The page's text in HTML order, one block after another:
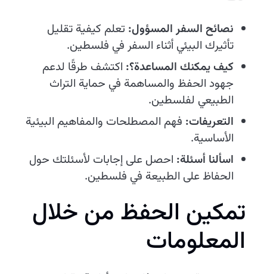
نصائح السفر المسؤول: تعلم كيفية تقليل
تأثيرك البيئي أثناء السفر في فلسطين.
كيف يمكنك المساعدة؟: اكتشف طرقًا لدعم
جهود الحفظ والمساهمة في حماية التراث
الطبيعي لفلسطين.
التعريفات: فهم المصطلحات والمفاهيم البيئية
الأساسية.
اسألنا أسئلة: احصل على إجابات لأسئلتك حول
الحفاظ على الطبيعة في فلسطين.
تمكين الحفظ من خلال
المعلومات